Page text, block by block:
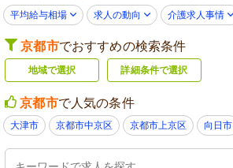
平均給与相場 求人の動向 介護求人事情
京都市でおすすめの検索条件
地域で選択 詳細条件で選択
京都市で人気の条件
大津市 京都市中京区 京都市上京区 向日市